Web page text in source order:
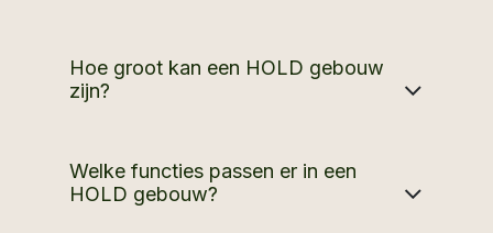
Hoe groot kan een HOLD gebouw
zijn?
Welke functies passen er in een
HOLD gebouw?